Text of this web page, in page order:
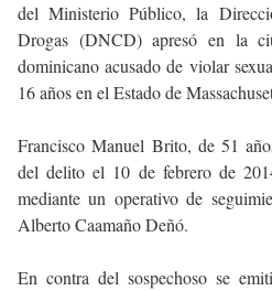
del Ministerio Público, la
Drogas (DNCD) apresó en la
dominicano acusado de violar
16 años en el Estado de
Francisco Manuel Brito, de 51
del delito el 10 de febrero de
mediante un operativo de
Alberto Caamaño Deñó.
En contra del sospechoso se